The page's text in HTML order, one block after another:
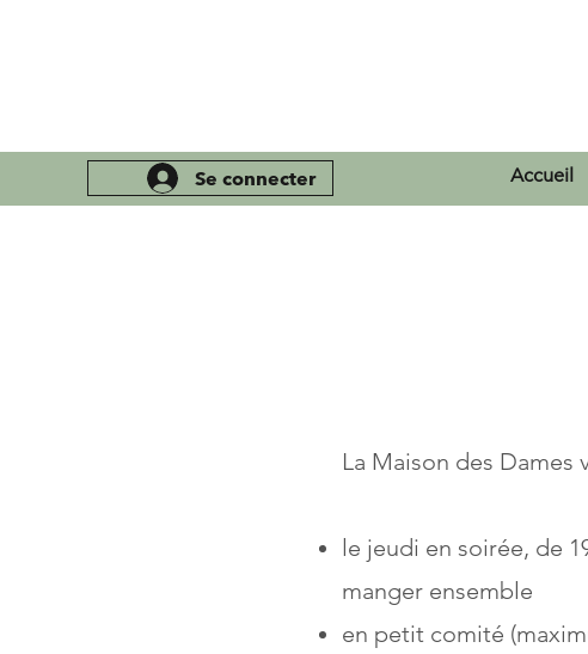
Se connecter Accueil
La Maison des Dames
le jeudi en soirée, de
manger ensemble
en petit comité